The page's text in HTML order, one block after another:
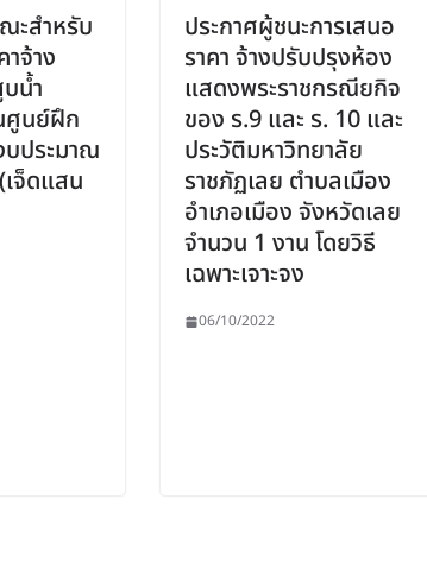
ะสำหรับ
าจ้าง
น้ำ
ศูนย์ฝึก
บประมาณ
จ็ดแสน
ประกาศผู้ชนะการเสนอ
ราคา จ้างปรับปรุงห้อง
แสดงพระราชกรณียกิจ
ของ ร.9 และ ร. 10 และ
ประวัติมหาวิทยาลัย
ราชภัฏเลย ตำบลเมือง
อำเภอเมือง จังหวัดเลย
จำนวน 1 งาน โดยวิธี
เฉพาะเจาะจง
06/10/2022